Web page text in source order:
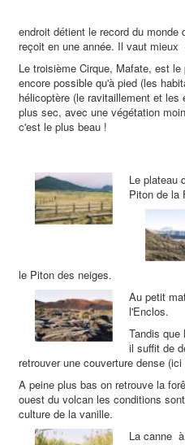
endroit détient le record du
reçoit en une année. Il vaut mieux
Le troisième Cirque, Mafate, est
encore possible qu'à pied (les
hélicoptère (le ravitaillement et
plus sec, avec une végétation
c'est le plus beau !
Le plateau
Piton de la
le Piton des neiges.
Au petit
l'Enclos.
Tandis que
il suffit de
retrouver une couverture dense
A peine plus bas on retrouve la
ouest du volcan les conditions
culture de la vanille.
La canne